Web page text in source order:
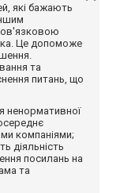
які бажають
Це допоможе
та
питань, що
ненормативної
компаніями;
діяльність
посилань на
та